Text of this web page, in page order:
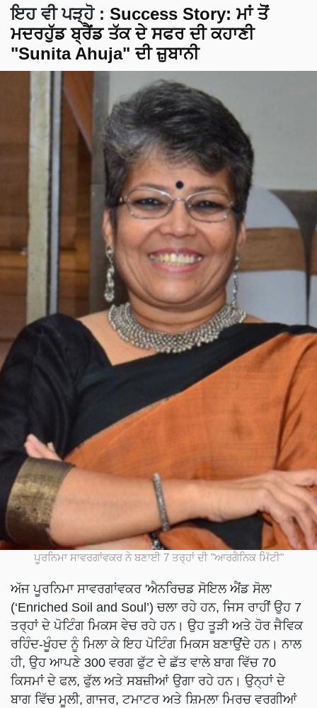
ਇਹ ਵੀ ਪੜ੍ਹੋ: Success Story: ਮਾਂ ਤੋਂ
ਮਦਰਹੁੱਡ ਬ੍ਰੈਂਡ ਤੱਕ ਦੇ ਸਫਰ ਦੀ ਕਹਾਣੀ
"Sunita Ahuja" ਦੀ ਜ਼ੁਬਾਨੀ
ਪੂਰਨਿਮਾ ਸਾਵਰਗਾਂਵਕਰ ਨੇ ਬਣਾਈ 7 ਤਰ੍ਹਾਂ ਦੀ "ਆਰਗੈਨਿਕ ਮਿੱਟੀ"
ਅੱਜ ਪੂਰਨਿਮਾ ਸਾਵਰਗਾਂਵਕਰ 'ਐਨਰਿਚਡ ਸੋਇਲ ਐਂਡ ਸੋਲ'
(‘Enriched Soil and Soul’) ਚਲਾ ਰਹੇ ਹਨ, ਜਿਸ ਰਾਹੀਂ ਉਹ 7
ਤਰ੍ਹਾਂ ਦੇ ਪੋਟਿੰਗ ਮਿਕਸ ਵੇਚ ਰਹੇ ਹਨ। ਉਹ ਤੂੜੀ ਅਤੇ ਹੋਰ ਜੈਵਿਕ
ਰਹਿੰਦ-ਖੂੰਹਦ ਨੂੰ ਮਿਲਾ ਕੇ ਇਹ ਪੋਟਿੰਗ ਮਿਕਸ ਬਣਾਉਂਦੇ ਹਨ। ਨਾਲ
ਹੀ, ਉਹ ਆਪਣੇ 300 ਵਰਗ ਫੁੱਟ ਦੇ ਛੱਤ ਵਾਲੇ ਬਾਗ ਵਿੱਚ 70
ਕਿਸਮਾਂ ਦੇ ਫਲ, ਫੁੱਲ ਅਤੇ ਸਬਜ਼ੀਆਂ ਉਗਾ ਰਹੇ ਹਨ। ਉਨ੍ਹਾਂ ਦੇ
ਬਾਗ ਵਿੱਚ ਮੂਲੀ, ਗਾਜਰ, ਟਮਾਟਰ ਅਤੇ ਸ਼ਿਮਲਾ ਮਿਰਚ ਵਰਗੀਆਂ